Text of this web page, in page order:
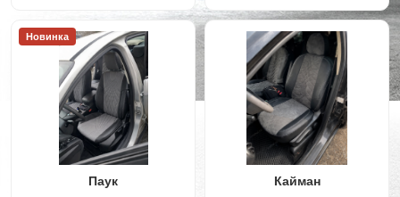
Новинка
Паук Кайман